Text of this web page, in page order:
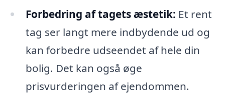
Forbedring af tagets æstetik: Et rent
tag ser langt mere indbydende ud og
kan forbedre udseendet af hele din
bolig. Det kan også øge
prisvurderingen af ejendommen.